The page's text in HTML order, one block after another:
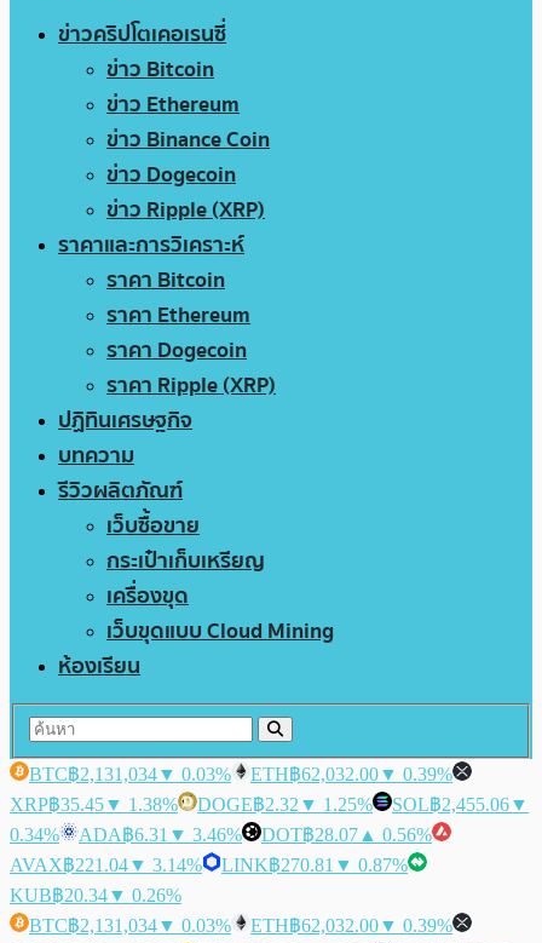
ข่าวคริปโตเคอเรนซี่
ข่าว Bitcoin
ข่าว Ethereum
ข่าว Binance Coin
ข่าว Dogecoin
ข่าว Ripple (XRP)
ราคาและการวิเคราะห์
ราคา Bitcoin
ราคา Ethereum
ราคา Dogecoin
ราคา Ripple (XRP)
ปฏิทินเศรษฐกิจ
บทความ
รีวิวผลิตภัณฑ์
เว็บซื้อขาย
กระเป๋าเก็บเหรียญ
เครื่องขุด
เว็บขุดแบบ Cloud Mining
ห้องเรียน
BTC฿2,131,034▼ 0.03% ETH฿62,032.00▼ 0.39%
XRP฿35.45▼ 1.38% DOGE฿2.32 ▼ 1.25% SOL฿2,455.06▼
0.34%
ADA฿6.31 ▼ 3.46% DOT฿28.07 ▲ 0.56%
AVAX฿221.04▼ 3.14% LINK฿270.81 ▼ 0.87%
KUB฿20.34▼ 0.26%
BTC฿2,131,034▼ 0.03% ETH฿62,032.00▼ 0.39%